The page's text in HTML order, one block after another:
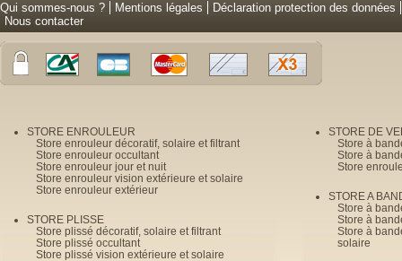
Qui sommes-nous ? Mentions légales
Déclaration protection des données
Nous contacter
STORE ENROULEUR
Store enrouleur décoratif, solaire et filtrant
Store enrouleur occultant
Store enrouleur jour et nuit
Store enrouleur vision extérieure et solaire
Store enrouleur extérieur
STORE PLISSE
Store plissé décoratif, solaire et filtrant
Store plissé occultant
Store plissé vision extérieure et solaire
STORE DE
Store à
Store à
Store
STORE A
Store à
Store à
Store à
solaire